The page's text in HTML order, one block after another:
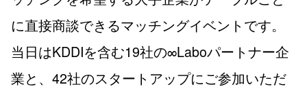
に直接商談できるマッチングイベントです。
当日はKDDIを含む19社の∞Laboパートナー企
業と、42社のスタートアップにご参加いただ